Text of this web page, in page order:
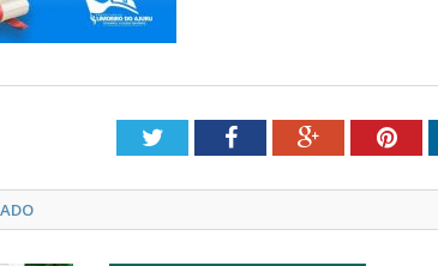
TwitterFacebookGoogle+